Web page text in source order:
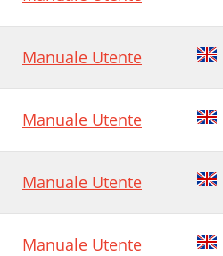
Manuale Utente
Manuale Utente
Manuale Utente
Manuale Utente